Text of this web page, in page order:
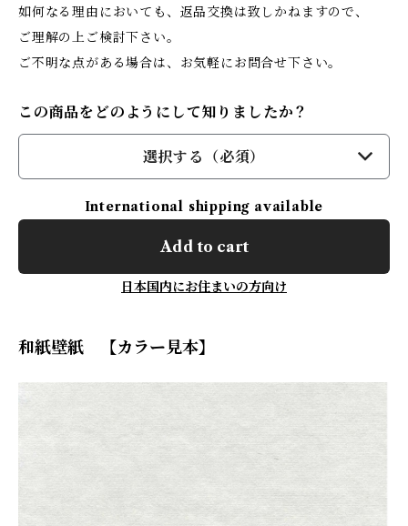
如何なる理由においても、返品交換は致しかねますので、
ご理解の上ご検討下さい。
ご不明な点がある場合は、お気軽にお問合せ下さい。
この商品をどのようにして知りましたか？
選択する（必須）
International shipping available
Add to cart
日本国内にお住まいの方向け
和紙壁紙 【カラー見本】